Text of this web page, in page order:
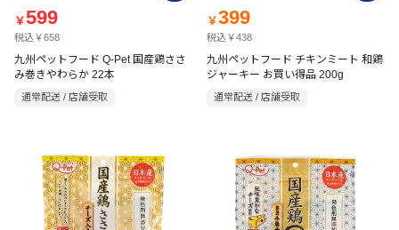
￥599
税込￥658
九州ペットフード Q-Pet 国産鶏ささ
み巻きやわらか 22本
通常配送 / 店舗受取
￥399
税込￥438
九州ペットフード チキンミート 和鶏
ジャーキー お買い得品 200g
通常配送 / 店舗受取